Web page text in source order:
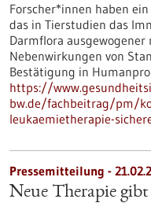
Forscher*innen haben
das in Tierstudien das
Darmflora ausgewogener
Nebenwirkungen von
Bestätigung in
https://
bw.de/fachbeitrag/pm/
leukaemietherapie-
Pressemitteilung -
Neue Therapie